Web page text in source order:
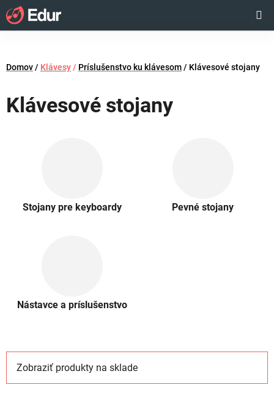
Prejsť
na
obsah
KOŠÍK
Domov/ Klávesy / Príslušenstvo ku klávesom/ Klávesové stojany
Klávesové stojany
Stojany pre keyboardy Pevné stojany
Nástavce a príslušenstvo
Zobraziť produkty na sklade